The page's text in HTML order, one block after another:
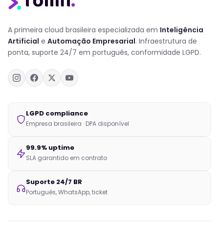
A primeira cloud brasileira especializada em Inteligência
Artificial e Automação Empresarial. Infraestrutura de
ponta, suporte 24/7 em português, conformidade LGPD.
LGPD compliance
Empresa brasileira · DPA disponível
99.9% uptime
SLA garantido em contrato
Suporte 24/7 BR
Português, WhatsApp, ticket